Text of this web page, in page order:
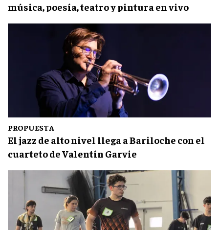
música, poesía, teatro y pintura en vivo
PROPUESTA
El jazz de alto nivel llega a Bariloche con el
cuarteto de Valentín Garvie